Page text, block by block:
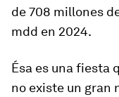
de 708 millones
mdd en 2024.
Ésa es una fiesta
no existe un gran